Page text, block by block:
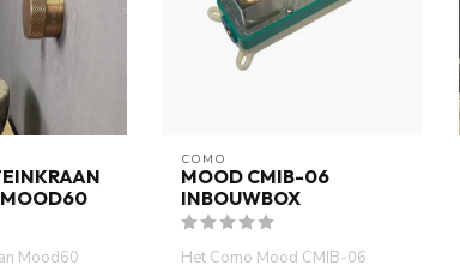
MOOD60
Mood60
COMO
MOOD CMIB-06
INBOUWBOX
Het Como Mood CMIB-06